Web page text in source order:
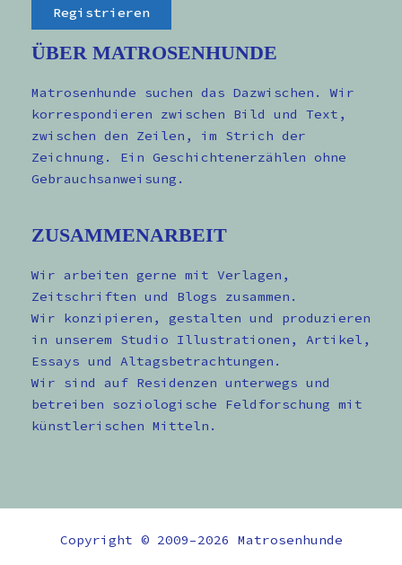
ÜBER MATROSENHUNDE
Matrosenhunde suchen das Dazwischen. Wir
korrespondieren zwischen Bild und Text,
zwischen den Zeilen, im Strich der
Zeichnung. Ein Geschichtenerzählen ohne
Gebrauchsanweisung.
ZUSAMMENARBEIT
Wir arbeiten gerne mit Verlagen,
Zeitschriften und Blogs zusammen.
Wir konzipieren, gestalten und produzieren
in unserem Studio Illustrationen, Artikel,
Essays und Altagsbetrachtungen.
Wir sind auf Residenzen unterwegs und
betreiben soziologische Feldforschung mit
künstlerischen Mitteln.
Copyright © 2009–2026 Matrosenhunde